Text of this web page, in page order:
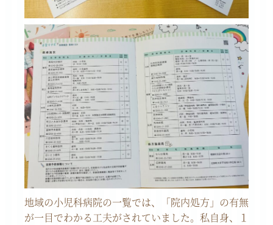
地域の小児科病院の一覧では、「院内処方」の有無
が一目でわかる工夫がされていました。私自身、１